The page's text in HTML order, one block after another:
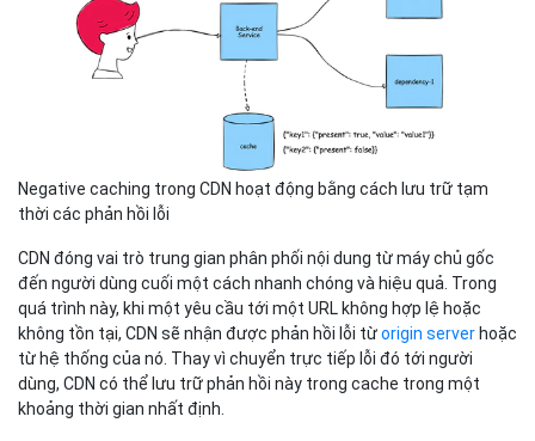
Negative caching trong CDN hoạt động bằng cách lưu trữ tạm
thời các phản hồi lỗi
CDN đóng vai trò trung gian phân phối nội dung từ máy chủ gốc
đến người dùng cuối một cách nhanh chóng và hiệu quả. Trong
quá trình này, khi một yêu cầu tới một URL không hợp lệ hoặc
không tồn tại, CDN sẽ nhận được phản hồi lỗi từorigin server hoặc
từ hệ thống của nó. Thay vì chuyển trực tiếp lỗi đó tới người
dùng, CDN có thể lưu trữ phản hồi này trong cache trong một
khoảng thời gian nhất định.